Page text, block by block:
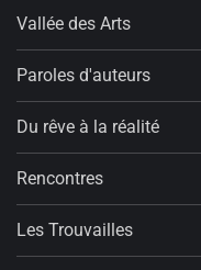
Vallée des Arts
Paroles d'auteurs
Du rêve à la réalité
Rencontres
Les Trouvailles